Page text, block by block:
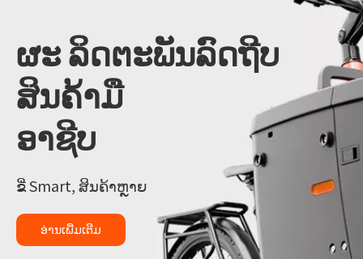
ຕິດຕໍ່
ຜະ ລິດຕະພັນລົດຖີບ
ສິນຄ້າມື
ອາຊີບ
ຂີ່ Smart, ສິນຄ້າຫຼາຍ
ອ່ານເພີ່ມເຕີມ